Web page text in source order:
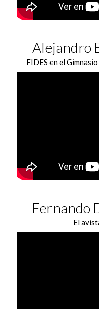
Alejandro
FIDES en el
Fernando
El